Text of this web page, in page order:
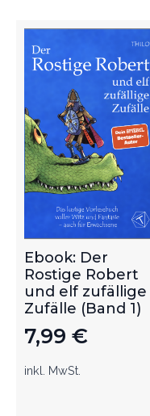
Ebook: Der
Rostige Robert
und elf zufällige
Zufälle (Band 1)
7,99 €
inkl. MwSt.